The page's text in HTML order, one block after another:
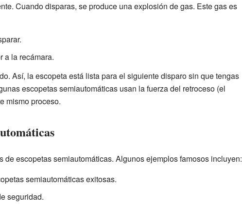
Cuando disparas, se produce una explosión de gas. Este gas es
a la recámara.
Así, la escopeta está lista para el siguiente disparo sin que tengas
escopetas semiautomáticas usan la fuerza del retroceso (el
mismo proceso.
escopetas semiautomáticas. Algunos ejemplos famosos incluyen:
semiautomáticas exitosas.
seguridad.